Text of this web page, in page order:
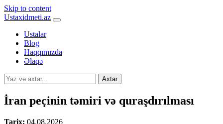
Skip to content
Ustaxidmeti.az
Ustalar
Blog
Haqqımızda
Əlaqə
Axtar
İran peçinin təmiri və quraşdırılması
Tarix: 04.08.2026